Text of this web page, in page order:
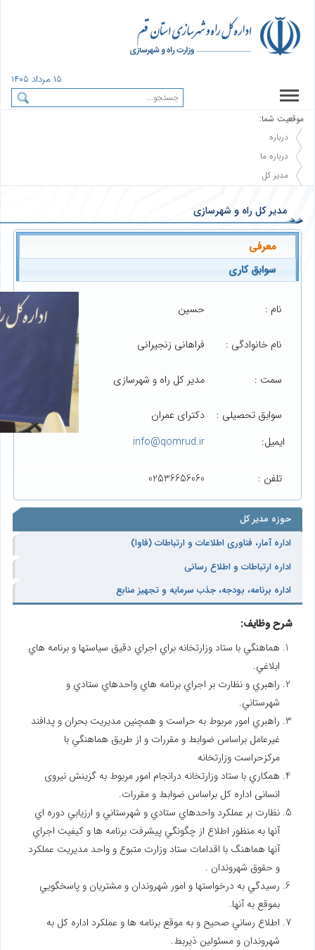
١٥ مرداد ١٤٠٥
موقعیت شما:
درباره
درباره ما
مدیر کل
مدیر کل راه و شهرسازی
معرفی
سوابق کاری
نام : حسین
نام خانوادگی : فراهانی زنجیرانی
سمت : مدیر کل راه و شهرسازی
سوابق تحصیلی :
دکترای عمران
ایمیل:
info@qomrud.ir
تلفن : 02536656060
حوزه مدیر کل
اداره آمار، فناوری اطلاعات و ارتباطات (فاوا)
اداره ارتباطات و اطلاع رسانی
اداره برنامه، بودجه، جذب سرمایه و تجهیز منابع
شرح وظایف:
هماهنگي با ستاد وزارتخانه براي اجراي دقيق سياستها و برنامه هاي
ابلاغي.
راهبري و نظارت بر اجراي برنامه هاي واحدهاي ستادي و
شهرستاني.
راهبري امور مربوط به حراست و همچنين مديريت بحران و پدافند
غيرعامل براساس ضوابط و مقررات و از طريق هماهنگي با
مركزحراست وزارتخانه
همكاري با ستاد وزارتخانه درانجام امور مربوط به گزینش نیروی
انسانی اداره كل براساس ضوابط و مقررات.
نظارت بر عملكرد واحدهاي ستادي و شهرستاني و ارزيابي دوره اي
آنها به منظور اطلاع از چگونگي پيشرفت برنامه ها و كيفيت اجراي
آنها هماهنگ با اقدامات ستاد وزارت متبوع و واحد مديريت عملكرد
و حقوق شهروندان .
رسيدگي به درخواستها و امور شهروندان و مشتريان و پاسخگويي
بموقع به آنها.
اطلاع رساني صحيح و به موقع برنامه ها و عملكرد اداره كل به
شهروندان و مسئولين ذيربط.